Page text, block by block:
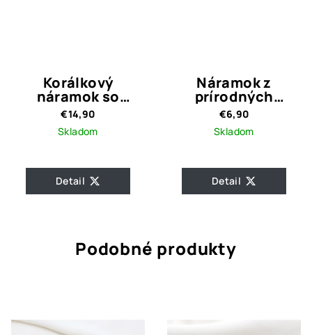
Korálkový
náramok so
srdiečkami Elissa
Green
€14,90
Skladom
Detail
Náramok z
prírodných
kameňov Blaire
€6,90
Skladom
Detail
Podobné produkty